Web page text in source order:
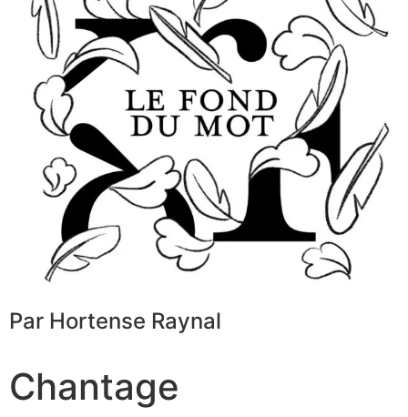
Par Hortense Raynal
Chantage